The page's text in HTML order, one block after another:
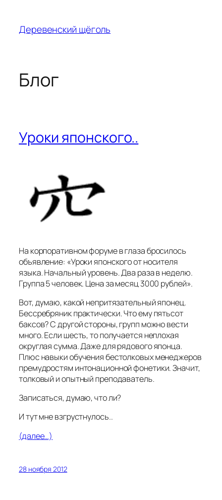
содержимому
Деревенский щёголь
Блог
Уроки японского..
На корпоративном форуме в глаза бросилось
объявление: «Уроки японского от носителя
языка. Начальный уровень. Два раза в неделю.
Группа 5 человек. Цена за месяц 3000 рублей».
Вот, думаю, какой непритязательный японец.
Бессребряник практически. Что ему пятьсот
баксов? С другой стороны, групп можно вести
много. Если шесть, то получается неплохая
округлая сумма. Даже для рядового японца.
Плюс навыки обучения бестолковых менеджеров
премудростям интонационной фонетики. Значит,
толковый и опытный преподаватель.
Записаться, думаю, что ли?
И тут мне взгрустнулось..
(далее…)
28 ноября 2012